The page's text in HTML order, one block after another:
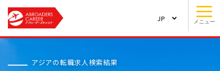
メニュー
アジアの転職求人検索結果